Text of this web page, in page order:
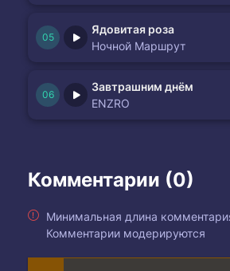
Ядовитая роза
Ночной Маршрут
Завтрашним днём
ENZRO
Комментарии (0)
Минимальная длина
Комментарии модерируются